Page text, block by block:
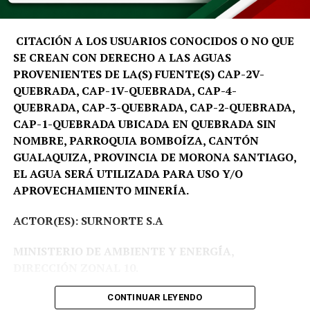
CITACIÓN A LOS USUARIOS CONOCIDOS O NO QUE
SE CREAN CON DERECHO A LAS AGUAS
PROVENIENTES DE LA(S) FUENTE(S) CAP-2V-
QUEBRADA, CAP-1V-QUEBRADA, CAP-4-
QUEBRADA, CAP-3-QUEBRADA, CAP-2-QUEBRADA,
CAP-1-QUEBRADA UBICADA EN QUEBRADA SIN
NOMBRE, PARROQUIA BOMBOÍZA, CANTÓN
GUALAQUIZA, PROVINCIA DE MORONA SANTIAGO,
EL AGUA SERÁ UTILIZADA PARA USO Y/O
APROVECHAMIENTO MINERÍA.
ACTOR(ES): SURNORTE S.A
MINISTERIO DE AMBIENTE Y ENERGÍA,
Proceso Administrativo Nro DZ10-DZ10-2026-
CONTINUAR LEYENDO